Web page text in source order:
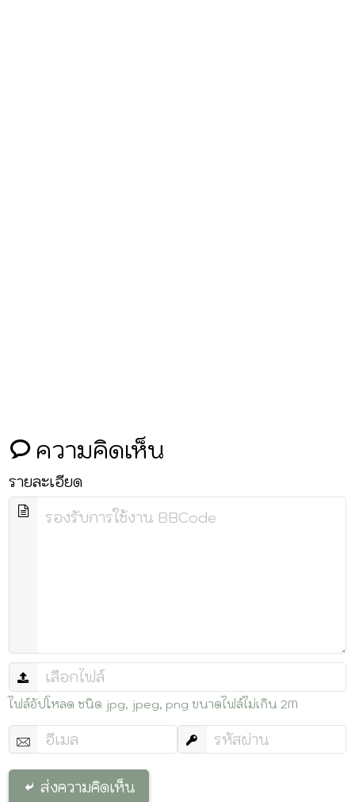
ความคิดเห็น
รายละเอียด
ไฟล์อัปโหลด ชนิด jpg, jpeg, png ขนาดไฟล์ไม่เกิน 2M
ส่งความคิดเห็น